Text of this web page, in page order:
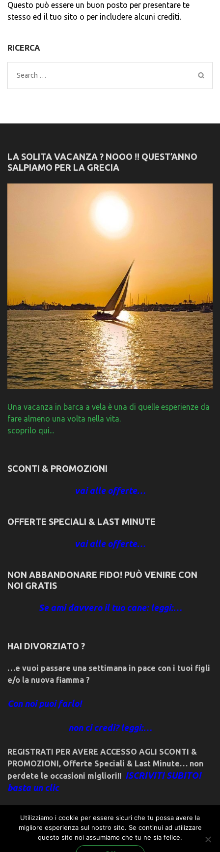
Questo può essere un buon posto per presentare te
stesso ed il tuo sito o per includere alcuni crediti.
RICERCA
Search
for:
LA SOLITA VACANZA ? NOOO !! QUEST’ANNO
SALPIAMO PER LA GRECIA
Una vacanza in barca a vela è una di quelle esperienze da
fare almeno una volta nella vita.
scoprilo qui...
SCONTI & PROMOZIONI
vai alle offerte…
OFFERTE SPECIALI & LAST MINUTE
vai alle offerte…
NON ABBANDONARE FIDO! PUÒ VENIRE CON
NOI GRATIS
Se ami davvero il tuo cane: leggi:…
HAI DIVORZIATO ?
…e vuoi passare una settimana in pace con i tuoi figli
e/o la nuova fiamma ?
Con noi puoi farlo!
non ci credi? leggi:…
REGISTRATI PER AVERE ACCESSO AGLI SCONTI &
PROMOZIONI, Offerte Speciali & Last Minute… non
perdete le occasioni migliori!! ISCRIVITI SUBITO!
basta un clic
© 2018friulivg.it. -*- By ST.GEORGE.DRAGONSLAYER LLC -*-
admin@st-george-dragonslayer.com
Utilizziamo i cookie per essere sicuri che tu possa avere la
migliore esperienza sul nostro sito. Se continui ad utilizzare
questo sito noi assumiamo che tu ne sia felice.